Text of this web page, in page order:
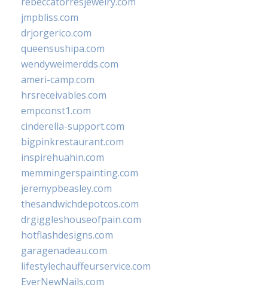
jmpbliss.com
drjorgerico.com
queensushipa.com
wendyweimerdds.com
ameri-camp.com
hrsreceivables.com
empconst1.com
cinderella-support.com
bigpinkrestaurant.com
inspirehuahin.com
memmingerspainting.com
jeremypbeasley.com
thesandwichdepotcos.com
drgiggleshouseofpain.com
hotflashdesigns.com
garagenadeau.com
lifestylechauffeurservice.com
EverNewNails.com